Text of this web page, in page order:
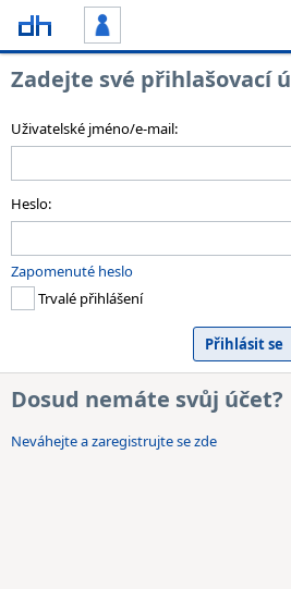
Zadejte své přihlašovací
Uživatelské jméno/e-mail:
Heslo:
Zapomenuté heslo
Trvalé přihlášení
Dosud nemáte svůj účet?
Neváhejte a zaregistrujte se zde